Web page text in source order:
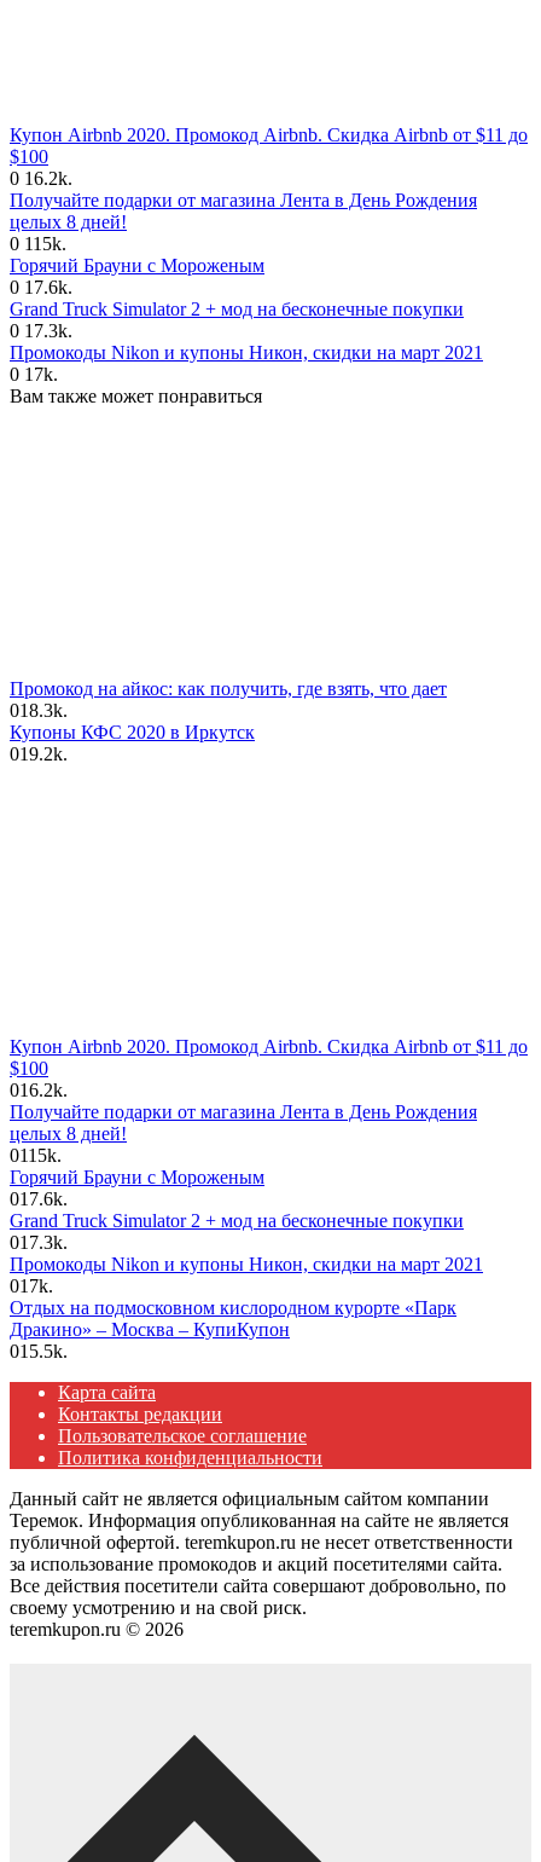
Купон Airbnb 2020. Промокод Airbnb. Скидка Airbnb от $11 до
$100
0 16.2k.
Получайте подарки от магазина Лента в День Рождения
целых 8 дней!
0 115k.
Горячий Брауни с Мороженым
0 17.6k.
Grand Truck Simulator 2 + мод на бесконечные покупки
0 17.3k.
Промокоды Nikon и купоны Никон, скидки на март 2021
0 17k.
Вам также может понравиться
Промокод на айкос: как получить, где взять, что дает
018.3k.
Купоны КФС 2020 в Иркутск
019.2k.
Купон Airbnb 2020. Промокод Airbnb. Скидка Airbnb от $11 до
$100
016.2k.
Получайте подарки от магазина Лента в День Рождения
целых 8 дней!
0115k.
Горячий Брауни с Мороженым
017.6k.
Grand Truck Simulator 2 + мод на бесконечные покупки
017.3k.
Промокоды Nikon и купоны Никон, скидки на март 2021
017k.
Отдых на подмосковном кислородном курорте «Парк
Дракино» – Москва – КупиКупон
015.5k.
Карта сайта
Контакты редакции
Пользовательское соглашение
Политика конфиденциальности
Данный сайт не является официальным сайтом компании
Теремок. Информация опубликованная на сайте не является
публичной офертой. teremkupon.ru не несет ответственности
за использование промокодов и акций посетителями сайта.
Все действия посетители сайта совершают добровольно, по
своему усмотрению и на свой риск.
teremkupon.ru © 2026